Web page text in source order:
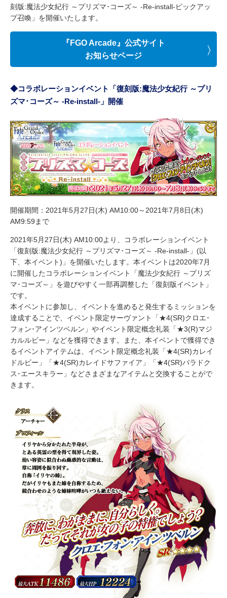
刻版:魔法少女紀行 ～プリズマ･コーズ～ -Re-install-ピックアッ
プ召喚」を開催いたします。
『FGO Arcade』公式サイト
お知らせページ
◆コラボレーションイベント「復刻版:魔法少女紀行 ～プリ
ズマ･コーズ～ -Re-install-」開催
開催期間：2021年5月27日(木) AM10:00～2021年7月8日(木)
AM9:59まで
2021年5月27日(木) AM10:00より、コラボレーションイベント
「復刻版:魔法少女紀行 ～プリズマ･コーズ～ -Re-install-」(以
下、本イベント)」を開催いたします。本イベントは2020年7月
に開催したコラボレーションイベント「魔法少女紀行 ～プリズ
マ･コーズ～」を遊びやすく一部再調整した「復刻版イベント」
です。
本イベントに参加し、イベントを進めると発生するミッションを
達成することで、イベント限定サーヴァント「★4(SR)クロエ･
フォン･アインツベルン」やイベント限定概念礼装「★3(R)マジ
カルルビー」などを獲得できます。また、本イベントで獲得でき
るイベントアイテムは、イベント限定概念礼装「★4(SR)カレイ
ドルビー」「★4(SR)カレイドサファイア」「★4(SR)パラドク
ス･エースキラー」などさまざまなアイテムと交換することがで
きます。